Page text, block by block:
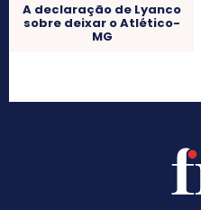
A declaração de Lyanco
sobre deixar o Atlético-
MG